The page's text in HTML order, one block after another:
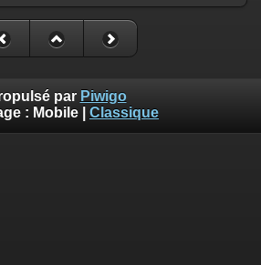
par Piwigo
: Mobile Classique